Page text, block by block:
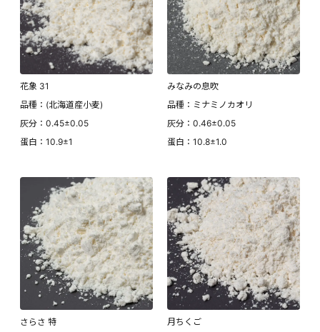
花象 31
品種：(北海道産小麦)
灰分：0.45±0.05
蛋白：10.9±1
みなみの息吹
品種：ミナミノカオリ
灰分：0.46±0.05
蛋白：10.8±1.0
さらさ 特
月ちくご